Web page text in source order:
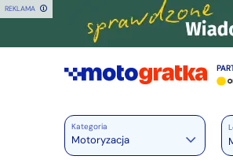
REKLAMA
Kategoria
Motoryzacja